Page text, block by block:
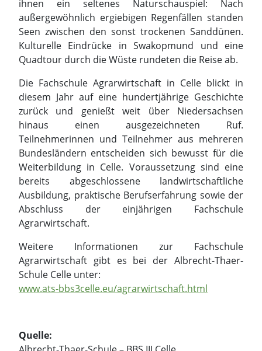
diesem Jahr auf eine hundertjährige Geschichte
zurück und genießt weit über Niedersachsen
hinaus einen ausgezeichneten Ruf.
Teilnehmerinnen und Teilnehmer aus mehreren
Bundesländern entscheiden sich bewusst für die
Weiterbildung in Celle. Voraussetzung sind eine
bereits abgeschlossene landwirtschaftliche
Ausbildung, praktische Berufserfahrung sowie der
Abschluss der einjährigen Fachschule
Agrarwirtschaft.
Weitere Informationen zur Fachschule
Agrarwirtschaft gibt es bei der Albrecht-Thaer-
Schule Celle unter:
www.ats-bbs3celle.eu/agrarwirtschaft.html
Quelle:
Albrecht-Thaer-Schule – BBS III Celle
Abteilung Agrarwirtschaft
Am Reiherpfahl 14